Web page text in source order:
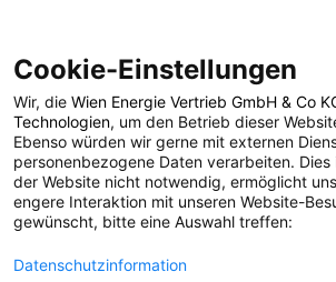
POSTS BY TAG
1 BEITRAG
Cookie-Einstellungen
Wir, die Wien Energie Vertrieb GmbH & Co
Technologien, um den Betrieb dieser
Ebenso würden wir gerne mit externen
personenbezogene Daten verarbeiten.
der Website nicht notwendig, ermöglicht
engere Interaktion mit unseren Website-
gewünscht, bitte eine Auswahl treffen:
Datenschutzinformation